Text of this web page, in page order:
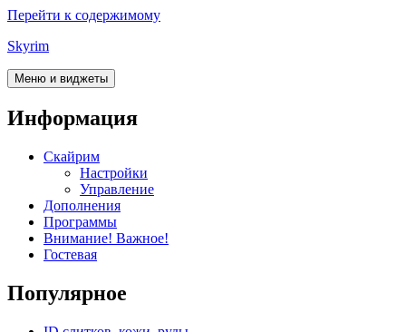
Перейти к содержимому
Skyrim
Меню и виджеты
Информация
Скайрим
Настройки
Управление
Дополнения
Программы
Внимание! Важное!
Гостевая
Популярное